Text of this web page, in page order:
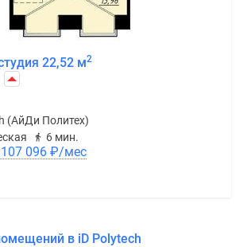
22,52 м2
(АйДи Политех)
6 мин.
В ипотеку от 107 096 ₽/мес
в iD Polytech